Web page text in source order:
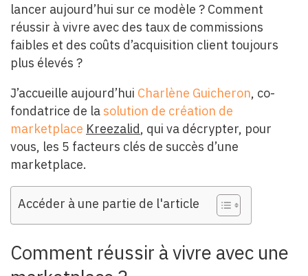
lancer aujourd’hui sur ce modèle ? Comment
réussir à vivre avec des taux de commissions
faibles et des coûts d’acquisition client toujours
plus élevés ?
J’accueille aujourd’hui Charlène Guicheron, co-
fondatrice de la solution de création de
marketplace Kreezalid, qui va décrypter, pour
vous, les 5 facteurs clés de succès d’une
marketplace.
Accéder à une partie de l'article
Comment réussir à vivre avec une